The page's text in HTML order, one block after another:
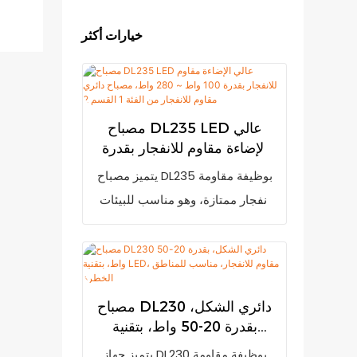
خيارات أكثر
مصباح DL235 LED عالي
الإضاءة مقاوم للانفجار بقدرة
100 واط ~ 280 واط، مصباح
دائري مقاوم للانفجار من الفئة
1 القسم 2
يتميز مصباح DL235 بوظيفة مقاومة
انفجار ممتازة، وهو مناسب للبيئات
IIA وIIB وIIC، بالإضافة إلى مختلف
الأماكن القابلة للاشتعال والانفجار.
الحديدية، والطاقة الكهربائية،
مصباح DL230 دائري الشكل،
بقدرة 20-50 واط، بتقنية
LED، مقاوم للانفجار، مناسب